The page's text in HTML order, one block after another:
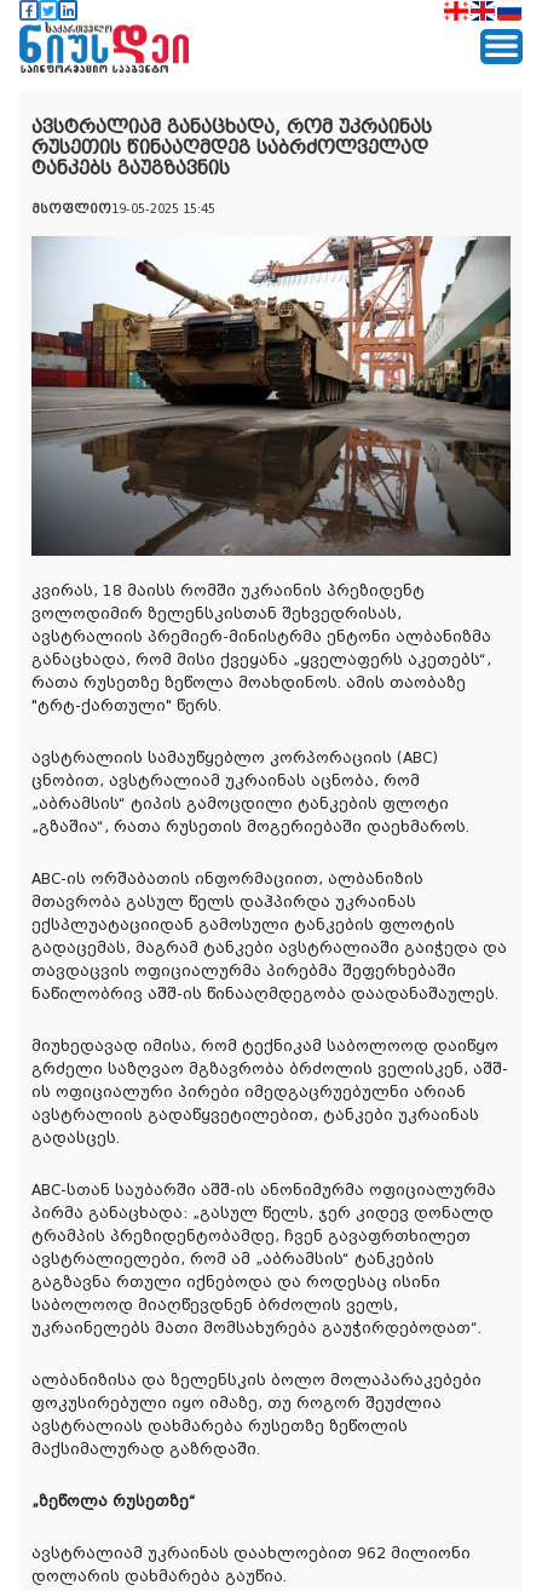
ავსტრალიამ განაცხადა, რომ უკრაინას
რუსეთის წინააღმდეგ საბრძოლველად
ტანკებს გაუგზავნის
მსოფლიო19-05-2025 15:45
კვირას, 18 მაისს რომში უკრაინის პრეზიდენტ
ვოლოდიმირ ზელენსკისთან შეხვედრისას,
ავსტრალიის პრემიერ-მინისტრმა ენტონი ალბანიზმა
განაცხადა, რომ მისი ქვეყანა „ყველაფერს აკეთებს“,
რათა რუსეთზე ზეწოლა მოახდინოს. ამის თაობაზე
"ტრტ-ქართული" წერს.
ავსტრალიის სამაუწყებლო კორპორაციის (ABC)
ცნობით, ავსტრალიამ უკრაინას აცნობა, რომ
„აბრამსის“ ტიპის გამოცდილი ტანკების ფლოტი
„გზაშია“, რათა რუსეთის მოგერიებაში დაეხმაროს.
ABC-ის ორშაბათის ინფორმაციით, ალბანიზის
მთავრობა გასულ წელს დაჰპირდა უკრაინას
ექსპლუატაციიდან გამოსული ტანკების ფლოტის
გადაცემას, მაგრამ ტანკები ავსტრალიაში გაიჭედა და
თავდაცვის ოფიციალურმა პირებმა შეფერხებაში
ნაწილობრივ აშშ-ის წინააღმდეგობა დაადანაშაულეს.
მიუხედავად იმისა, რომ ტექნიკამ საბოლოოდ დაიწყო
გრძელი საზღვაო მგზავრობა ბრძოლის ველისკენ, აშშ-
ის ოფიციალური პირები იმედგაცრუებულნი არიან
ავსტრალიის გადაწყვეტილებით, ტანკები უკრაინას
გადასცეს.
ABC-სთან საუბარში აშშ-ის ანონიმურმა ოფიციალურმა
პირმა განაცხადა: „გასულ წელს, ჯერ კიდევ დონალდ
ტრამპის პრეზიდენტობამდე, ჩვენ გავაფრთხილეთ
ავსტრალიელები, რომ ამ „აბრამსის“ ტანკების
გაგზავნა რთული იქნებოდა და როდესაც ისინი
საბოლოოდ მიაღწევდნენ ბრძოლის ველს,
უკრაინელებს მათი მომსახურება გაუჭირდებოდათ“.
ალბანიზისა და ზელენსკის ბოლო მოლაპარაკებები
ფოკუსირებული იყო იმაზე, თუ როგორ შეუძლია
ავსტრალიას დახმარება რუსეთზე ზეწოლის
მაქსიმალურად გაზრდაში.
„ზეწოლა რუსეთზე“
ავსტრალიამ უკრაინას დაახლოებით 962 მილიონი
დოლარის დახმარება გაუწია.